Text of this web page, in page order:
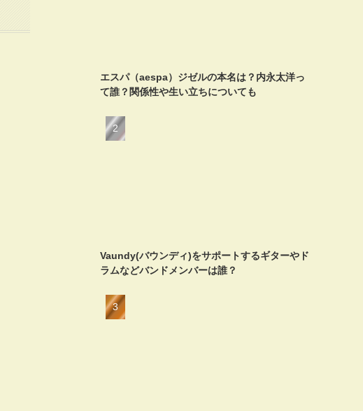
エスパ（aespa）ジゼルの本名は？内永太洋っ
て誰？関係性や生い立ちについても
Vaundy(バウンディ)をサポートするギターやド
ラムなどバンドメンバーは誰？